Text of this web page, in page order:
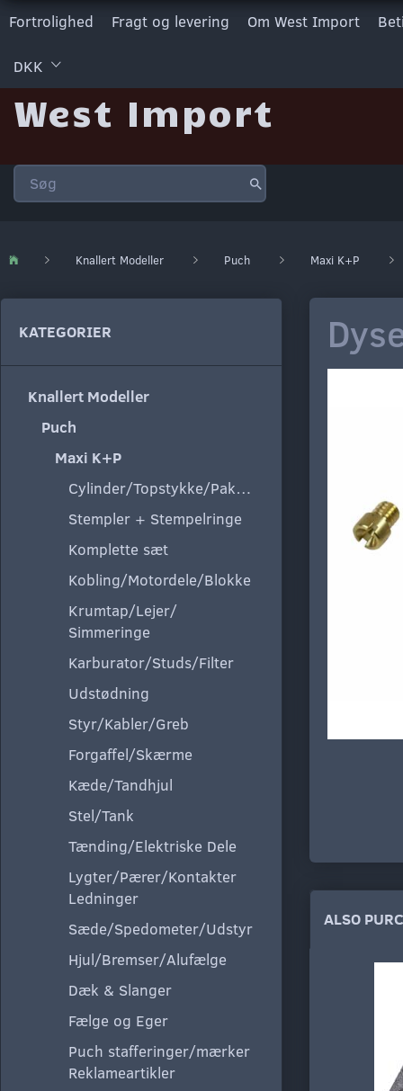
Fortrolighed Fragt og levering Om West Import
DKK
West Import
Knallert Modeller Puch Maxi K+P
KATEGORIER
Knallert Modeller
Puch
Maxi K+P
Cylinder/Topstykke/Pakning
Stempler + Stempelringe
Komplette sæt
Kobling/Motordele/Blokke
Krumtap/Lejer/
Simmeringe
Karburator/Studs/Filter
Udstødning
Styr/Kabler/Greb
Forgaffel/Skærme
Kæde/Tandhjul
Stel/Tank
Tænding/Elektriske Dele
Lygter/Pærer/Kontakter
Ledninger
Sæde/Spedometer/Udstyr
Hjul/Bremser/Alufælge
Dæk & Slanger
Fælge og Eger
Puch stafferinger/mærker
Reklameartikler
ALSO